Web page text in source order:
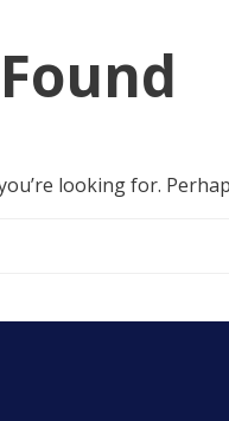
looking for.